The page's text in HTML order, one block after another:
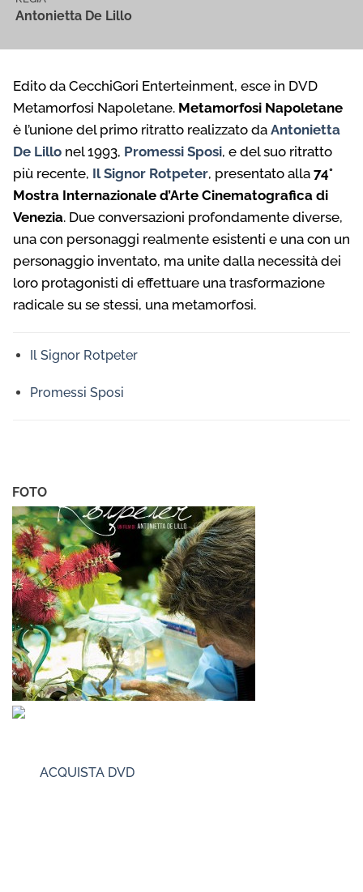
Antonietta De Lillo
Edito da CecchiGori Enterteinment, esce in DVD
Metamorfosi Napoletane. Metamorfosi Napoletane
è l’unione del primo ritratto realizzato da Antonietta
De Lillo nel 1993, Promessi Sposi, e del suo ritratto
più recente, Il Signor Rotpeter, presentato alla 74°
Mostra Internazionale d’Arte Cinematografica di
Venezia. Due conversazioni profondamente diverse,
una con personaggi realmente esistenti e una con un
personaggio inventato, ma unite dalla necessità dei
loro protagonisti di effettuare una trasformazione
radicale su se stessi, una metamorfosi.
Il Signor Rotpeter
Promessi Sposi
FOTO
ACQUISTA DVD